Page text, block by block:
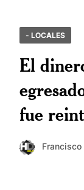
- LOCALES
El
fue
Francisco